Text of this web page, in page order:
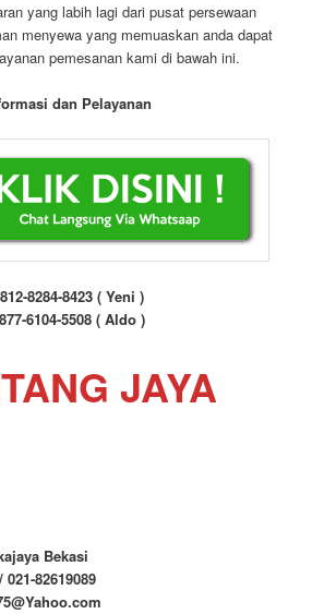
yang labih lagi dari pusat persewaan
menyewa yang memuaskan anda dapat
pemesanan kami di bawah ini.
dan Pelayanan
8284-8423 ( Yeni )
6104-5508 ( Aldo )
JAYA
Bekasi
021-82619089